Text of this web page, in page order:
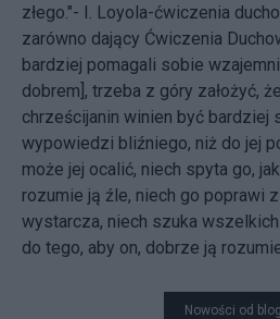
złego."- I. Loyola-ćwiczenia
zarówno dający Ćwiczenia
bardziej pomagali sobie
dobrem], trzeba z góry założyć,
chrześcijanin winien być bardziej
wypowiedzi bliźniego, niż do jej
może jej ocalić, niech spyta go,
rozumie ją źle, niech go poprawi
wystarcza, niech szuka
do tego, aby on, dobrze ją
Nowości od